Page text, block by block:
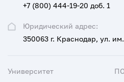
Юридический адрес:
350063 г. Краснодар, ул.
+7 (800) 444-19-20 доб. 1
Университет